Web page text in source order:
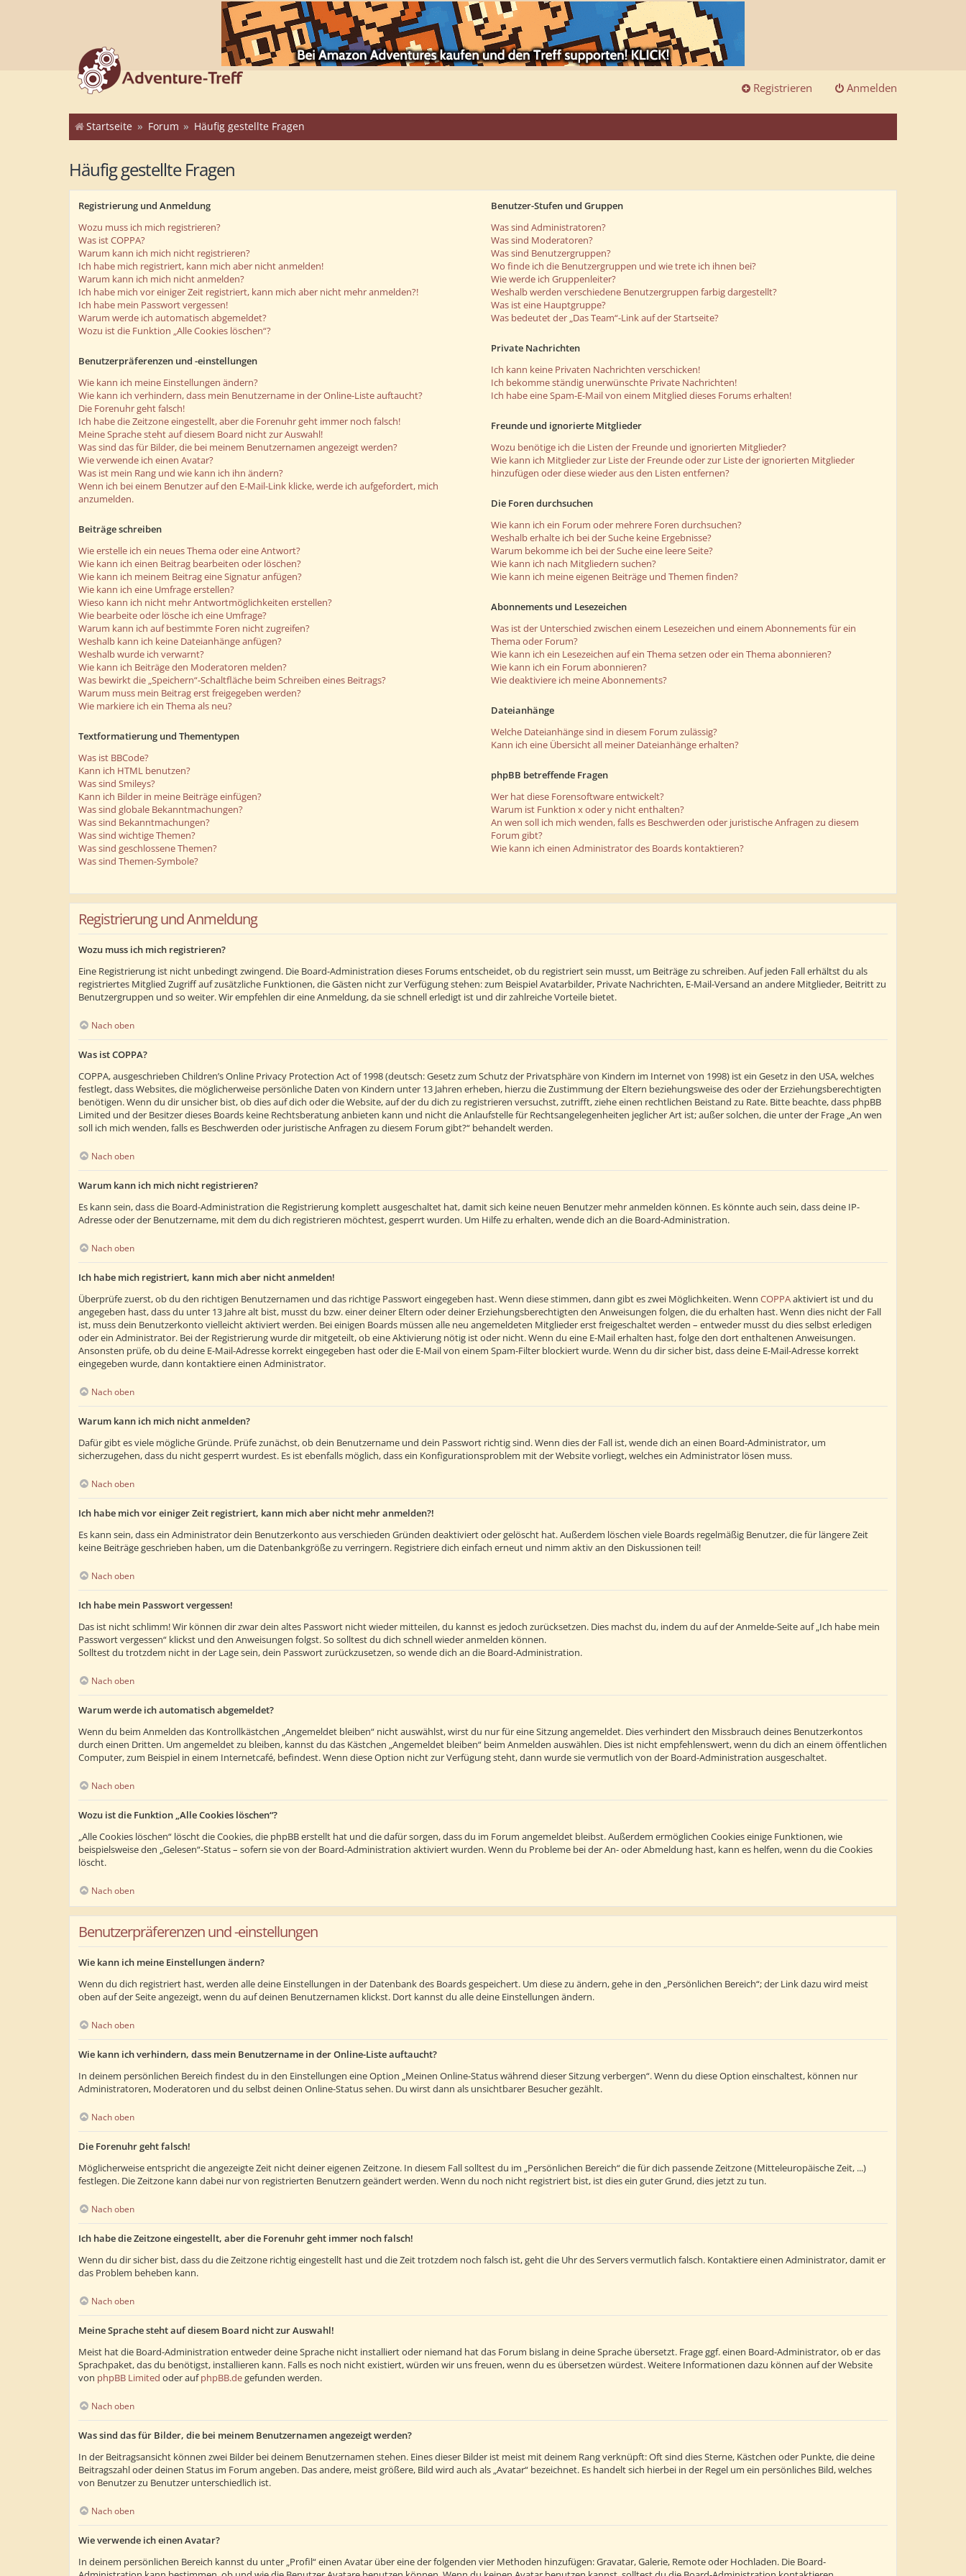
Anmelden
Registrieren
Startseite Forum Häufig gestellte Fragen
Häufig gestellte Fragen
Registrierung und Anmeldung
Wozu muss ich mich registrieren?
Was ist COPPA?
Warum kann ich mich nicht registrieren?
Ich habe mich registriert, kann mich aber nicht anmelden!
Warum kann ich mich nicht anmelden?
Ich habe mich vor einiger Zeit registriert, kann mich aber nicht mehr anmelden?!
Ich habe mein Passwort vergessen!
Warum werde ich automatisch abgemeldet?
Wozu ist die Funktion „Alle Cookies löschen“?
Benutzerpräferenzen und -einstellungen
Wie kann ich meine Einstellungen ändern?
Wie kann ich verhindern, dass mein Benutzername in der Online-Liste auftaucht?
Die Forenuhr geht falsch!
Ich habe die Zeitzone eingestellt, aber die Forenuhr geht immer noch falsch!
Meine Sprache steht auf diesem Board nicht zur Auswahl!
Was sind das für Bilder, die bei meinem Benutzernamen angezeigt werden?
Wie verwende ich einen Avatar?
Was ist mein Rang und wie kann ich ihn ändern?
Wenn ich bei einem Benutzer auf den E-Mail-Link klicke, werde ich aufgefordert, mich
anzumelden.
Beiträge schreiben
Wie erstelle ich ein neues Thema oder eine Antwort?
Wie kann ich einen Beitrag bearbeiten oder löschen?
Wie kann ich meinem Beitrag eine Signatur anfügen?
Wie kann ich eine Umfrage erstellen?
Wieso kann ich nicht mehr Antwortmöglichkeiten erstellen?
Wie bearbeite oder lösche ich eine Umfrage?
Warum kann ich auf bestimmte Foren nicht zugreifen?
Weshalb kann ich keine Dateianhänge anfügen?
Weshalb wurde ich verwarnt?
Wie kann ich Beiträge den Moderatoren melden?
Was bewirkt die „Speichern“-Schaltfläche beim Schreiben eines Beitrags?
Warum muss mein Beitrag erst freigegeben werden?
Wie markiere ich ein Thema als neu?
Textformatierung und Thementypen
Was ist BBCode?
Kann ich HTML benutzen?
Was sind Smileys?
Kann ich Bilder in meine Beiträge einfügen?
Was sind globale Bekanntmachungen?
Was sind Bekanntmachungen?
Was sind wichtige Themen?
Was sind geschlossene Themen?
Was sind Themen-Symbole?
Benutzer-Stufen und Gruppen
Was sind Administratoren?
Was sind Moderatoren?
Was sind Benutzergruppen?
Wo finde ich die Benutzergruppen und wie trete ich ihnen bei?
Wie werde ich Gruppenleiter?
Weshalb werden verschiedene Benutzergruppen farbig dargestellt?
Was ist eine Hauptgruppe?
Was bedeutet der „Das Team“-Link auf der Startseite?
Private Nachrichten
Ich kann keine Privaten Nachrichten verschicken!
Ich bekomme ständig unerwünschte Private Nachrichten!
Ich habe eine Spam-E-Mail von einem Mitglied dieses Forums erhalten!
Freunde und ignorierte Mitglieder
Wozu benötige ich die Listen der Freunde und ignorierten Mitglieder?
Wie kann ich Mitglieder zur Liste der Freunde oder zur Liste der ignorierten Mitglieder
hinzufügen oder diese wieder aus den Listen entfernen?
Die Foren durchsuchen
Wie kann ich ein Forum oder mehrere Foren durchsuchen?
Weshalb erhalte ich bei der Suche keine Ergebnisse?
Warum bekomme ich bei der Suche eine leere Seite?
Wie kann ich nach Mitgliedern suchen?
Wie kann ich meine eigenen Beiträge und Themen finden?
Abonnements und Lesezeichen
Was ist der Unterschied zwischen einem Lesezeichen und einem Abonnements für ein
Thema oder Forum?
Wie kann ich ein Lesezeichen auf ein Thema setzen oder ein Thema abonnieren?
Wie kann ich ein Forum abonnieren?
Wie deaktiviere ich meine Abonnements?
Dateianhänge
Welche Dateianhänge sind in diesem Forum zulässig?
Kann ich eine Übersicht all meiner Dateianhänge erhalten?
phpBB betreffende Fragen
Wer hat diese Forensoftware entwickelt?
Warum ist Funktion x oder y nicht enthalten?
An wen soll ich mich wenden, falls es Beschwerden oder juristische Anfragen zu diesem
Forum gibt?
Wie kann ich einen Administrator des Boards kontaktieren?
Registrierung und Anmeldung
Wozu muss ich mich registrieren?
Eine Registrierung ist nicht unbedingt zwingend. Die Board-Administration dieses Forums entscheidet, ob du registriert sein musst, um Beiträge zu schreiben. Auf jeden Fall erhältst du als
registriertes Mitglied Zugriff auf zusätzliche Funktionen, die Gästen nicht zur Verfügung stehen: zum Beispiel Avatarbilder, Private Nachrichten, E-Mail-Versand an andere Mitglieder, Beitritt zu
Benutzergruppen und so weiter. Wir empfehlen dir eine Anmeldung, da sie schnell erledigt ist und dir zahlreiche Vorteile bietet.
Nach oben
Was ist COPPA?
COPPA, ausgeschrieben Children’s Online Privacy Protection Act of 1998 (deutsch: Gesetz zum Schutz der Privatsphäre von Kindern im Internet von 1998) ist ein Gesetz in den USA, welches
festlegt, dass Websites, die möglicherweise persönliche Daten von Kindern unter 13 Jahren erheben, hierzu die Zustimmung der Eltern beziehungsweise des oder der Erziehungsberechtigten
benötigen. Wenn du dir unsicher bist, ob dies auf dich oder die Website, auf der du dich zu registrieren versuchst, zutrifft, ziehe einen rechtlichen Beistand zu Rate. Bitte beachte, dass phpBB
Limited und der Besitzer dieses Boards keine Rechtsberatung anbieten kann und nicht die Anlaufstelle für Rechtsangelegenheiten jeglicher Art ist; außer solchen, die unter der Frage „An wen
soll ich mich wenden, falls es Beschwerden oder juristische Anfragen zu diesem Forum gibt?“ behandelt werden.
Nach oben
Warum kann ich mich nicht registrieren?
Es kann sein, dass die Board-Administration die Registrierung komplett ausgeschaltet hat, damit sich keine neuen Benutzer mehr anmelden können. Es könnte auch sein, dass deine IP-
Adresse oder der Benutzername, mit dem du dich registrieren möchtest, gesperrt wurden. Um Hilfe zu erhalten, wende dich an die Board-Administration.
Nach oben
Ich habe mich registriert, kann mich aber nicht anmelden!
Überprüfe zuerst, ob du den richtigen Benutzernamen und das richtige Passwort eingegeben hast. Wenn diese stimmen, dann gibt es zwei Möglichkeiten. Wenn COPPAaktiviert ist und du
angegeben hast, dass du unter 13 Jahre alt bist, musst du bzw. einer deiner Eltern oder deiner Erziehungsberechtigten den Anweisungen folgen, die du erhalten hast. Wenn dies nicht der Fall
ist, muss dein Benutzerkonto vielleicht aktiviert werden. Bei einigen Boards müssen alle neu angemeldeten Mitglieder erst freigeschaltet werden – entweder musst du dies selbst erledigen
oder ein Administrator. Bei der Registrierung wurde dir mitgeteilt, ob eine Aktivierung nötig ist oder nicht. Wenn du eine E-Mail erhalten hast, folge den dort enthaltenen Anweisungen.
Ansonsten prüfe, ob du deine E-Mail-Adresse korrekt eingegeben hast oder die E-Mail von einem Spam-Filter blockiert wurde. Wenn du dir sicher bist, dass deine E-Mail-Adresse korrekt
eingegeben wurde, dann kontaktiere einen Administrator.
Nach oben
Warum kann ich mich nicht anmelden?
Dafür gibt es viele mögliche Gründe. Prüfe zunächst, ob dein Benutzername und dein Passwort richtig sind. Wenn dies der Fall ist, wende dich an einen Board-Administrator, um
sicherzugehen, dass du nicht gesperrt wurdest. Es ist ebenfalls möglich, dass ein Konfigurationsproblem mit der Website vorliegt, welches ein Administrator lösen muss.
Nach oben
Ich habe mich vor einiger Zeit registriert, kann mich aber nicht mehr anmelden?!
Es kann sein, dass ein Administrator dein Benutzerkonto aus verschieden Gründen deaktiviert oder gelöscht hat. Außerdem löschen viele Boards regelmäßig Benutzer, die für längere Zeit
keine Beiträge geschrieben haben, um die Datenbankgröße zu verringern. Registriere dich einfach erneut und nimm aktiv an den Diskussionen teil!
Nach oben
Ich habe mein Passwort vergessen!
Das ist nicht schlimm! Wir können dir zwar dein altes Passwort nicht wieder mitteilen, du kannst es jedoch zurücksetzen. Dies machst du, indem du auf der Anmelde-Seite auf „Ich habe mein
Passwort vergessen“ klickst und den Anweisungen folgst. So solltest du dich schnell wieder anmelden können.
Solltest du trotzdem nicht in der Lage sein, dein Passwort zurückzusetzen, so wende dich an die Board-Administration.
Nach oben
Warum werde ich automatisch abgemeldet?
Wenn du beim Anmelden das Kontrollkästchen „Angemeldet bleiben“ nicht auswählst, wirst du nur für eine Sitzung angemeldet. Dies verhindert den Missbrauch deines Benutzerkontos
durch einen Dritten. Um angemeldet zu bleiben, kannst du das Kästchen „Angemeldet bleiben“ beim Anmelden auswählen. Dies ist nicht empfehlenswert, wenn du dich an einem öffentlichen
Computer, zum Beispiel in einem Internetcafé, befindest. Wenn diese Option nicht zur Verfügung steht, dann wurde sie vermutlich von der Board-Administration ausgeschaltet.
Nach oben
Wozu ist die Funktion „Alle Cookies löschen“?
„Alle Cookies löschen“ löscht die Cookies, die phpBB erstellt hat und die dafür sorgen, dass du im Forum angemeldet bleibst. Außerdem ermöglichen Cookies einige Funktionen, wie
beispielsweise den „Gelesen“-Status – sofern sie von der Board-Administration aktiviert wurden. Wenn du Probleme bei der An- oder Abmeldung hast, kann es helfen, wenn du die Cookies
löscht.
Nach oben
Benutzerpräferenzen und -einstellungen
Wie kann ich meine Einstellungen ändern?
Wenn du dich registriert hast, werden alle deine Einstellungen in der Datenbank des Boards gespeichert. Um diese zu ändern, gehe in den „Persönlichen Bereich“; der Link dazu wird meist
oben auf der Seite angezeigt, wenn du auf deinen Benutzernamen klickst. Dort kannst du alle deine Einstellungen ändern.
Nach oben
Wie kann ich verhindern, dass mein Benutzername in der Online-Liste auftaucht?
In deinem persönlichen Bereich findest du in den Einstellungen eine Option „Meinen Online-Status während dieser Sitzung verbergen“. Wenn du diese Option einschaltest, können nur
Administratoren, Moderatoren und du selbst deinen Online-Status sehen. Du wirst dann als unsichtbarer Besucher gezählt.
Nach oben
Die Forenuhr geht falsch!
Möglicherweise entspricht die angezeigte Zeit nicht deiner eigenen Zeitzone. In diesem Fall solltest du im „Persönlichen Bereich“ die für dich passende Zeitzone (Mitteleuropäische Zeit, ...)
festlegen. Die Zeitzone kann dabei nur von registrierten Benutzern geändert werden. Wenn du noch nicht registriert bist, ist dies ein guter Grund, dies jetzt zu tun.
Nach oben
Ich habe die Zeitzone eingestellt, aber die Forenuhr geht immer noch falsch!
Wenn du dir sicher bist, dass du die Zeitzone richtig eingestellt hast und die Zeit trotzdem noch falsch ist, geht die Uhr des Servers vermutlich falsch. Kontaktiere einen Administrator, damit er
das Problem beheben kann.
Nach oben
Meine Sprache steht auf diesem Board nicht zur Auswahl!
Meist hat die Board-Administration entweder deine Sprache nicht installiert oder niemand hat das Forum bislang in deine Sprache übersetzt. Frage ggf. einen Board-Administrator, ob er das
Sprachpaket, das du benötigst, installieren kann. Falls es noch nicht existiert, würden wir uns freuen, wenn du es übersetzen würdest. Weitere Informationen dazu können auf der Website
von phpBB Limited oder aufphpBB.degefunden werden.
Nach oben
Was sind das für Bilder, die bei meinem Benutzernamen angezeigt werden?
In der Beitragsansicht können zwei Bilder bei deinem Benutzernamen stehen. Eines dieser Bilder ist meist mit deinem Rang verknüpft: Oft sind dies Sterne, Kästchen oder Punkte, die deine
Beitragszahl oder deinen Status im Forum angeben. Das andere, meist größere, Bild wird auch als „Avatar“ bezeichnet. Es handelt sich hierbei in der Regel um ein persönliches Bild, welches
von Benutzer zu Benutzer unterschiedlich ist.
Nach oben
Wie verwende ich einen Avatar?
In deinem persönlichen Bereich kannst du unter „Profil“ einen Avatar über eine der folgenden vier Methoden hinzufügen: Gravatar, Galerie, Remote oder Hochladen. Die Board-